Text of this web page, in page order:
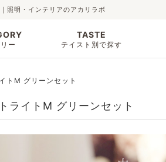
照明・インテリアのアカリラボ
ー
TASTE
テイスト別で探す
トM グリーンセット
ライトM グリーンセット